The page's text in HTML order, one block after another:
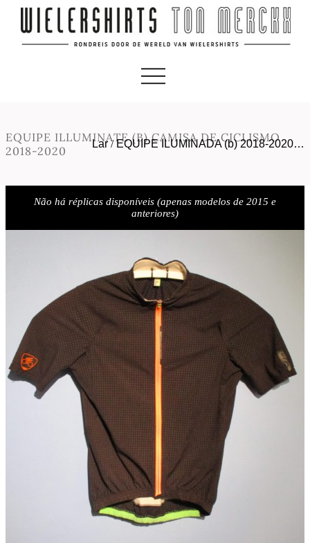
EQUIPE ILLUMINATE (B) CAMISA DE CICLISMO
2018-2020
Lar/EQUIPE ILUMINADA (b) 2018-2020…
Não há réplicas disponíveis (apenas modelos de 2015 e
anteriores)